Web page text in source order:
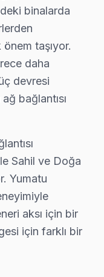
Verdiği
her noktasına
ne kadar?
göre
belgesi veriyor
garanti belgesi
yok, ne
arızası
binalarda
taşıyor.
daha
devresi
bağlantısı
Sahil ve Doğa
Yumatu
aksı için bir
için farklı bir